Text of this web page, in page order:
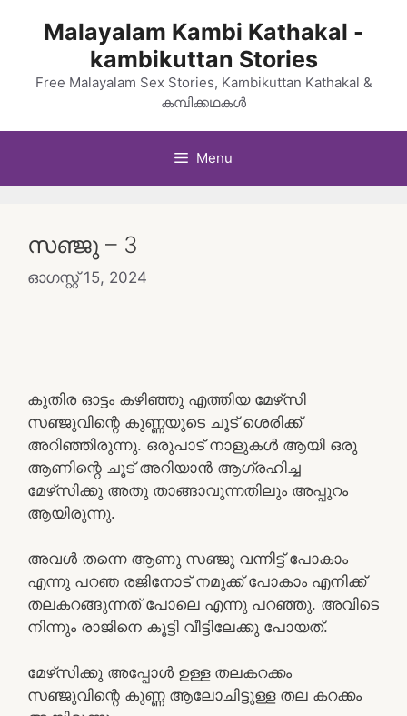
Malayalam Kambi Kathakal -
kambikuttan Stories
Free Malayalam Sex Stories, Kambikuttan Kathakal &
കമ്പിക്കഥകൾ
Menu
സഞ്ജു – 3
ഓഗസ്റ്റ്‌ 15, 2024
കുതിര ഓട്ടം കഴിഞ്ഞു എത്തിയ മേഴ്‌സി
സഞ്ജുവിന്റെ കുണ്ണയുടെ ചൂട് ശെരിക്ക്
അറിഞ്ഞിരുന്നു. ഒരുപാട് നാളുകൾ ആയി ഒരു
ആണിന്റെ ചൂട് അറിയാൻ ആഗ്രഹിച്ച
മേഴ്‌സിക്കു അതു താങ്ങാവുന്നതിലും അപ്പുറം
ആയിരുന്നു.
അവൾ തന്നെ ആണു സഞ്ജു വന്നിട്ട് പോകാം
എന്നു പറഞ രജിനോട് നമുക്ക് പോകാം എനിക്ക്
തലകറങ്ങുന്നത് പോലെ എന്നു പറഞ്ഞു. അവിടെ
നിന്നും രാജിനെ കൂട്ടി വീട്ടിലേക്കു പോയത്.
മേഴ്‌സിക്കു അപ്പോൾ ഉള്ള തലകറക്കം
സഞ്ജുവിന്റെ കുണ്ണ ആലോചിട്ടുള്ള തല കറക്കം